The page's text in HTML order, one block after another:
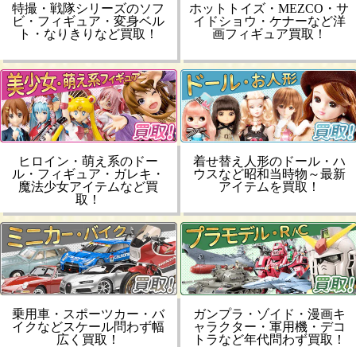
特撮・戦隊シリーズのソフ
ビ・フィギュア・変身ベル
ト・なりきりなど買取！
ホットトイズ・MEZCO・サ
イドショウ・ケナーなど洋
画フィギュア買取！
ヒロイン・萌え系のドー
ル・フィギュア・ガレキ・
魔法少女アイテムなど買
取！
着せ替え人形のドール・ハ
ウスなど昭和当時物～最新
アイテムを買取！
乗用車・スポーツカー・バ
イクなどスケール問わず幅
広く買取！
ガンプラ・ゾイド・漫画キ
ャラクター・軍用機・デコ
トラなど年代問わず買取！